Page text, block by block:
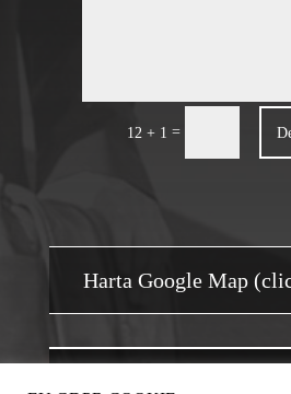
12 + 1 =
Harta Google Map